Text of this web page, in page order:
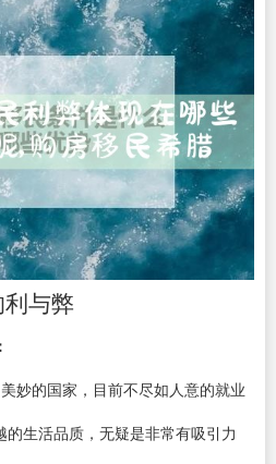
与弊
妙的国家，目前不尽如人意的就业
生活品质，无疑是非常有吸引力